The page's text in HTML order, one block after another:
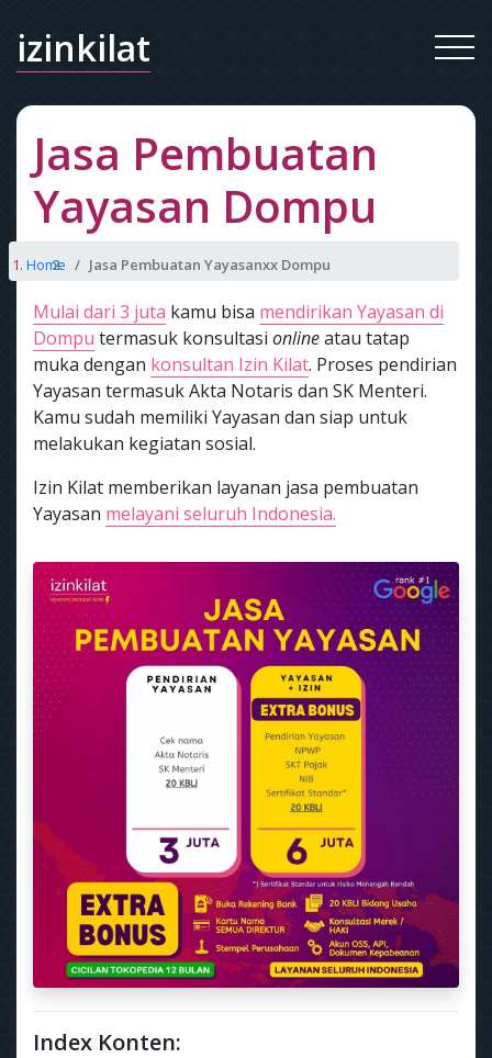
izinkilat
Jasa Pembuatan
Yayasan Dompu
Home Jasa Pembuatan Yayasanxx Dompu
Mulai dari 3 juta kamu bisa mendirikan Yayasan di
Dompu termasuk konsultasi onlineatau tatap
muka dengan konsultan Izin Kilat. Proses pendirian
Yayasan termasuk Akta Notaris dan SK Menteri.
Kamu sudah memiliki Yayasan dan siap untuk
melakukan kegiatan sosial.
Izin Kilat memberikan layanan jasa pembuatan
Yayasan melayani seluruh Indonesia.
Index Konten: